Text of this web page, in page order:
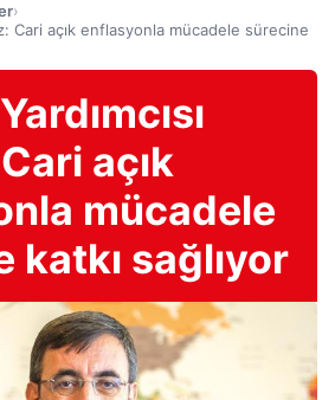
›
Cari açık enflasyonla mücadele sürecine
açık
mücadele
katkı sağlıyor